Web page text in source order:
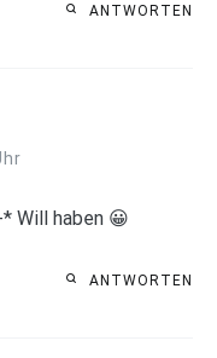
ANTWORTEN
Will haben 😀
ANTWORTEN